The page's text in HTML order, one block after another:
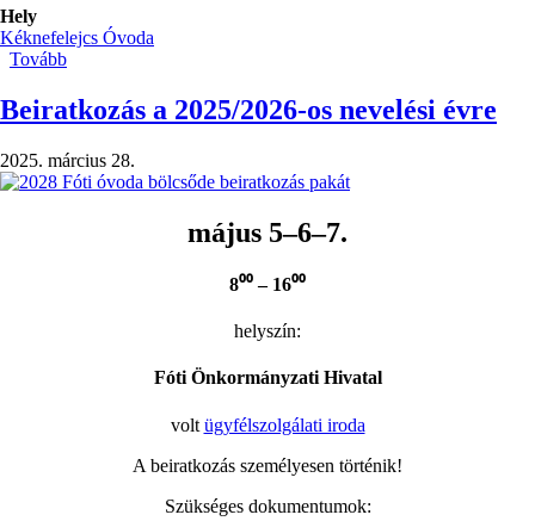
Hely
Kéknefelejcs Óvoda
Tovább
a
Kéknefelejcs
Beiratkozás a 2025/2026-os nevelési évre
2025. március 28.
május 5–6–7.
8⁰⁰ – 16⁰⁰
helyszín:
Fóti Önkormányzati Hivatal
volt ügyfélszolgálati iroda
A beiratkozás személyesen történik!
Szükséges dokumentumok: